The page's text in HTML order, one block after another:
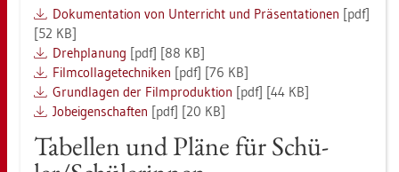
Do­ku­men­ta­ti­on von Un­ter­richt und Prä­sen­ta­tio­nen [pdf]
[52 KB]
Dreh­pla­nung [pdf] [88 KB]
Film­col­la­ge­tech­ni­ken [pdf] [76 KB]
Grund­la­gen der Film­pro­duk­ti­on [pdf] [44 KB]
Jobei­gen­schaf­ten [pdf] [20 KB]
Ta­bel­len und Pläne für Schü­